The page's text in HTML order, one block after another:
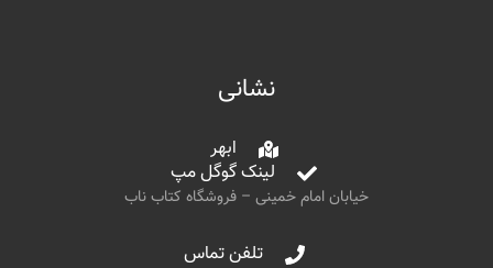
نشانی
ابهر
لینک گوگل مپ
خیابان امام خمینی – فروشگاه کتاب ناب
تلفن تماس